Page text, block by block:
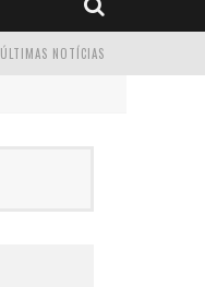
ÚLTIMAS NOTÍCIAS